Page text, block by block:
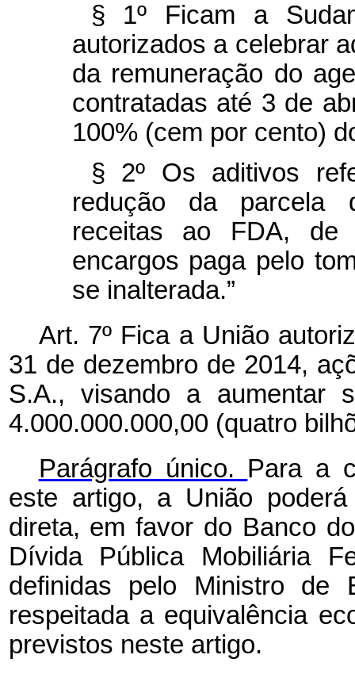
§ 1º Ficam a
autorizados a celebrar
da remuneração do
contratadas até 3 de
100% (cem por cento)
§ 2º Os aditivos
redução da parcela
receitas ao FDA,
encargos paga pelo
se inalterada.”
Art. 7º Fica a União
31 de dezembro de 2014,
S.A., visando a aumentar
4.000.000.000,00 (quatro
Parágrafo único. Para a
este artigo, a União
direta, em favor do Banco
Dívida Pública Mobiliária
definidas pelo Ministro de
respeitada a equivalência
previstos neste artigo.